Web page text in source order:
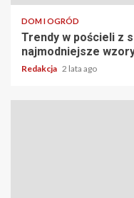
DOM I OGRÓD
Trendy w pościeli z
najmodniejsze
Redakcja 2 lata ago